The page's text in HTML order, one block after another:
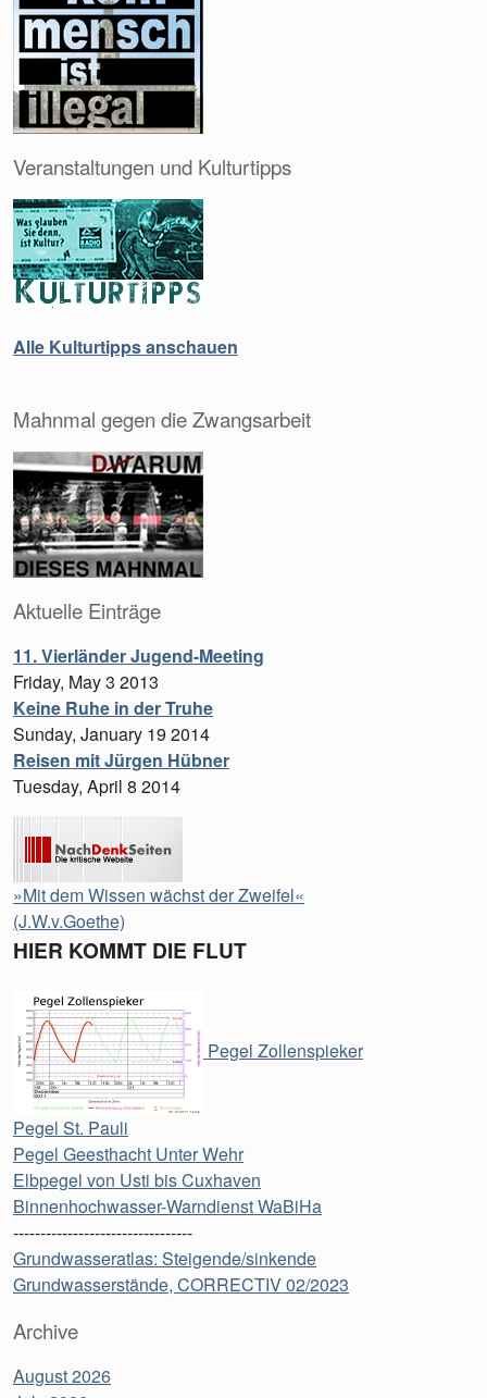
Veranstaltungen und Kulturtipps
Alle Kulturtipps anschauen
Mahnmal gegen die Zwangsarbeit
Aktuelle Einträge
11. Vierländer Jugend-Meeting
Friday, May 3 2013
Keine Ruhe in der Truhe
Sunday, January 19 2014
Reisen mit Jürgen Hübner
Tuesday, April 8 2014
»Mit dem Wissen wächst der Zweifel«
(J.W.v.Goethe)
HIER KOMMT DIE FLUT
Pegel Zollenspieker
Pegel St. Pauli
Pegel Geesthacht Unter Wehr
Elbpegel von Usti bis Cuxhaven
Binnenhochwasser-Warndienst WaBiHa
---------------------------------
Grundwasseratlas: Steigende/sinkende
Grundwasserstände, CORRECTIV 02/2023
Archive
August 2026